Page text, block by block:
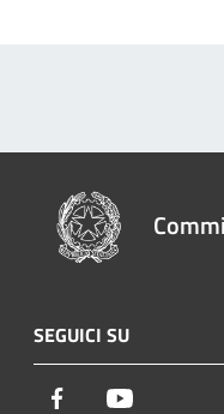
SEGUICI SU
Facebook